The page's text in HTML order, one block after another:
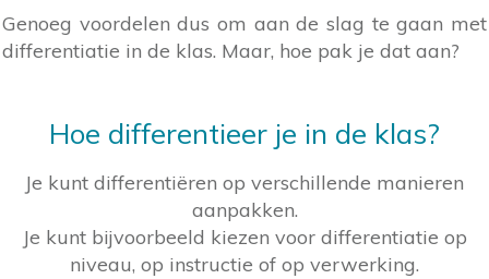
Genoeg voordelen dus om aan de slag te gaan met
differentiatie in de klas. Maar, hoe pak je dat aan?
Hoe differentieer je in de klas?
Je kunt differentiëren op verschillende manieren
aanpakken.
Je kunt bijvoorbeeld kiezen voor differentiatie op
niveau, op instructie of op verwerking.